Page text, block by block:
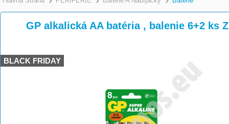
>>>
GP alkalická AA batéria , balenie 6+2 ks
BLACK FRIDAY